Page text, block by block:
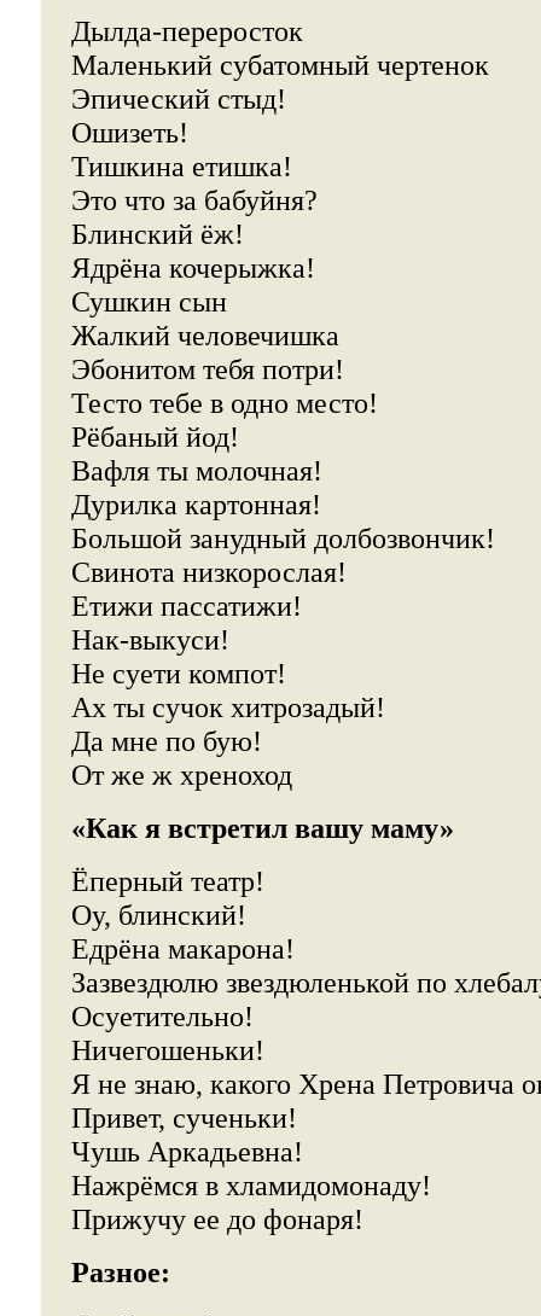
Дылда-переросток
Маленький субатомный чертенок
Эпический стыд!
Ошизеть!
Тишкина етишка!
Это что за бабуйня?
Блинский ёж!
Ядрёна кочерыжка!
Сушкин сын
Жалкий человечишка
Эбонитом тебя потри!
Тесто тебе в одно место!
Рёбаный йод!
Вафля ты молочная!
Дурилка картонная!
Большой занудный долбозвончик!
Свинота низкорослая!
Етижи пассатижи!
Нак-выкуси!
Не суети компот!
Ах ты сучок хитрозадый!
Да мне по бую!
От же ж хреноход
«Как я встретил вашу маму»
Ёперный театр!
Оу, блинский!
Едрёна макарона!
Зазвездюлю звездюленькой по
Осуетительно!
Ничегошеньки!
Я не знаю, какого Хрена Петровича
Привет, сученьки!
Чушь Аркадьевна!
Нажрёмся в хламидомонаду!
Прижучу ее до фонаря!
Разное: